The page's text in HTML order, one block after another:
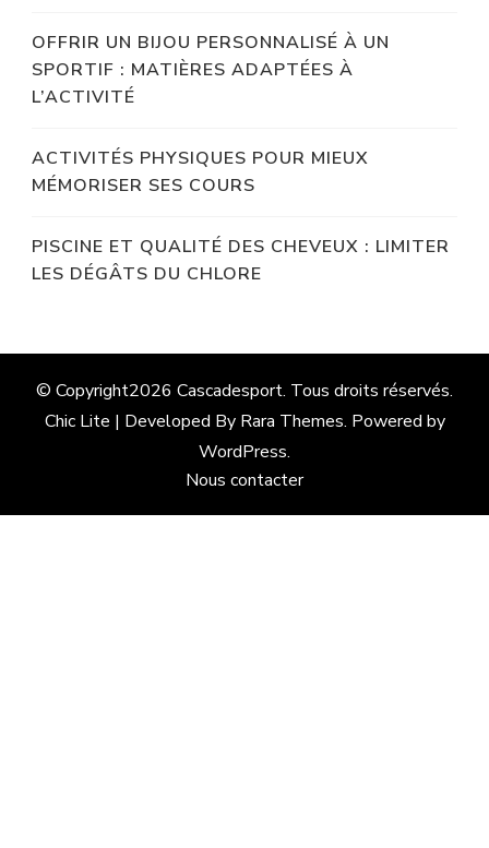
OFFRIR UN BIJOU PERSONNALISÉ À UN
SPORTIF : MATIÈRES ADAPTÉES À
L’ACTIVITÉ
ACTIVITÉS PHYSIQUES POUR MIEUX
MÉMORISER SES COURS
PISCINE ET QUALITÉ DES CHEVEUX : LIMITER
LES DÉGÂTS DU CHLORE
© Copyright2026 Cascadesport. Tous droits réservés.
Chic Lite | Developed By Rara Themes. Powered by
WordPress.
Nous contacter